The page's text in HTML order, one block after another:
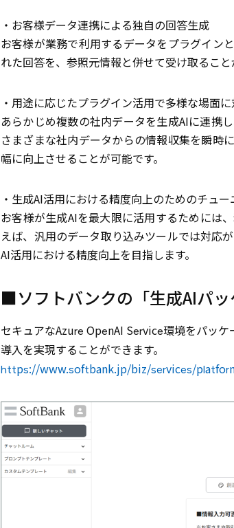
・お客様データ連携による独自の回答生成
お客様が業務で利用するデータをプラグイン
れた回答を、参照元情報と併せて受け取ること
・用途に応じたプラグイン活用で多様な場面
あらかじめ複数の社内データを生成AIに連携
さまざまな社内データからの情報収集を瞬時
幅に向上させることが可能です。
・生成AI活用における精度向上のためのチュー
お客様が生成AIを最大限に活用するためには
えば、汎用のデータ取り込みツールでは対応
AI活用における精度向上を目指します。
■ソフトバンクの「生成AIパ
セキュアなAzure OpenAI Service環境をパッ
導入を実現することができます。
https://www.softbank.jp/biz/services/